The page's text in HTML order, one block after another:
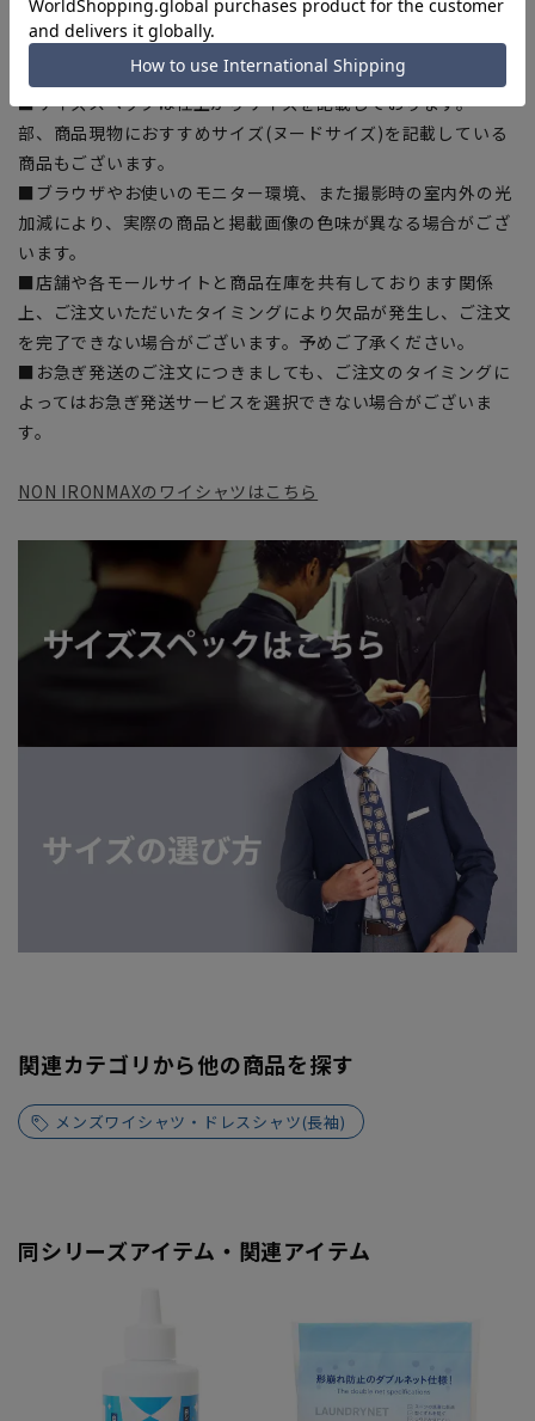
入の目安としてご利用ください。
■生地や仕様・デザインにより、着用感や実際のサイズ表に若
干の誤差が生じる場合がございます。予めご了承ください。
■サイズスペックは仕上がりサイズを記載しております。一
部、商品現物におすすめサイズ(ヌードサイズ)を記載している
商品もございます。
■ブラウザやお使いのモニター環境、また撮影時の室内外の光
加減により、実際の商品と掲載画像の色味が異なる場合がござ
います。
■店舗や各モールサイトと商品在庫を共有しております関係
上、ご注文いただいたタイミングにより欠品が発生し、ご注文
を完了できない場合がございます。予めご了承ください。
■お急ぎ発送のご注文につきましても、ご注文のタイミングに
よってはお急ぎ発送サービスを選択できない場合がございま
す。
NON IRONMAXのワイシャツはこちら
関連カテゴリから他の商品を探す
メンズワイシャツ・ドレスシャツ(長袖)
同シリーズアイテム・関連アイテム